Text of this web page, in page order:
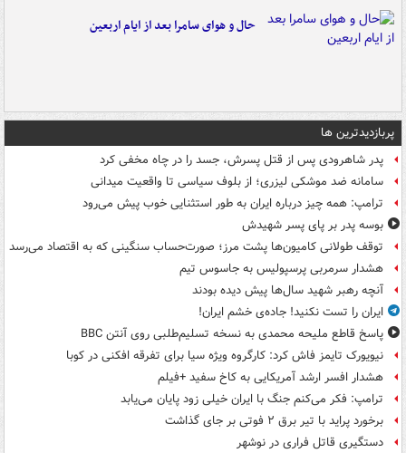
حال و هوای سامرا بعد از ایام اربعین
پربازدیدترین ها
پدر شاهرودی پس از قتل پسرش، جسد را در چاه مخفی کرد
سامانه ضد موشکی لیزری؛ از بلوف سیاسی تا واقعیت میدانی
ترامپ: همه چیز درباره ایران به طور استثنایی خوب پیش می‌رود
بوسه‌ پدر بر پای پسر شهیدش
توقف طولانی کامیون‌ها پشت مرز؛ صورت‌حساب سنگینی که به اقتصاد می‌رسد
هشدار سرمربی پرسپولیس به جاسوس تیم
آنچه رهبر شهید سال‌ها پیش دیده بودند
ایران را تست نکنید! جاده‌ی خشم ایران!
پاسخ قاطع ملیحه محمدی به نسخه تسلیم‌طلبی روی آنتن BBC
نیویورک تایمز فاش کرد: کارگروه ویژه سیا برای تفرقه افکنی در کوبا
هشدار افسر ارشد آمریکایی به کاخ سفید +فیلم
ترامپ: فکر می‌کنم جنگ با ایران خیلی زود پایان می‌یابد
برخورد پراید با تیر برق ۲ فوتی بر جای گذاشت
دستگیری قاتل فراری در نوشهر